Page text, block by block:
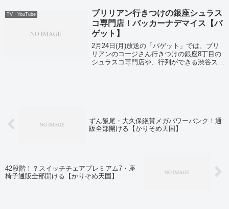
TV・YouTube
ブリリアン行きつけの銀座シュラス
コ専門店！バッカーナデマイス【バ
ゲット】
2月24日(月)放送の「バゲット」では、ブリ
リアンのコージさん行きつけの銀座8丁目の
シュラスコ専門店や、行列ができる渋谷スク
ずん飯尾・大久保絶賛メガパワーバンク！通
販全部開ける【かりそめ天国】
42段階！？スイッチチェアプレミアム7・座
椅子通販全部開ける【かりそめ天国】